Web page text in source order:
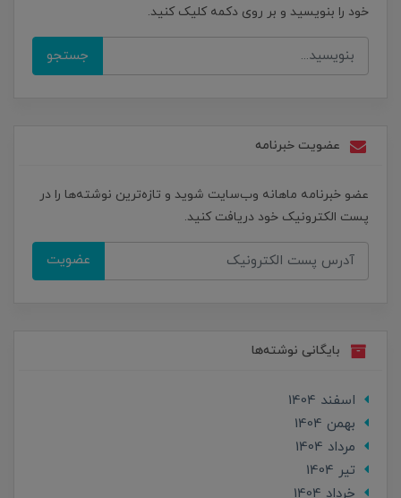
خود را بنویسید و بر روی دکمه کلیک کنید.
جستجو
عضویت خبرنامه
عضو خبرنامه ماهانه وب‌سایت شوید و تازه‌ترین نوشته‌ها را در
پست الکترونیک خود دریافت کنید.
عضویت
بایگانی نوشته‌ها
اسفند 1404
بهمن 1404
مرداد 1404
تير 1404
خرداد 1404